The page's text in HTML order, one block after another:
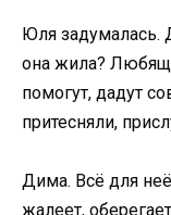
Юля задумалась.
она жила?
помогут, дадут
притесняли,
Дима. Всё для
жалеет,